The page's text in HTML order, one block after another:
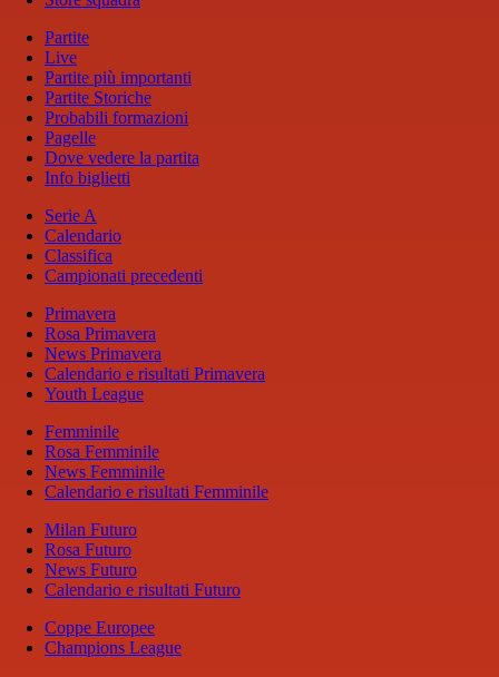
Partite
Live
Partite più importanti
Partite Storiche
Probabili formazioni
Pagelle
Dove vedere la partita
Info biglietti
Serie A
Calendario
Classifica
Campionati precedenti
Primavera
Rosa Primavera
News Primavera
Calendario e risultati Primavera
Youth League
Femminile
Rosa Femminile
News Femminile
Calendario e risultati Femminile
Milan Futuro
Rosa Futuro
News Futuro
Calendario e risultati Futuro
Coppe Europee
Champions League